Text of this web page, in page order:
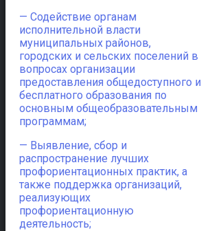
— Содействие органам
исполнительной власти
муниципальных районов,
городских и сельских поселений в
вопросах организации
предоставления общедоступного и
бесплатного образования по
основным общеобразовательным
программам;
— Выявление, сбор и
распространение лучших
профориентационных практик, а
также поддержка организаций,
реализующих
профориентационную
деятельность;